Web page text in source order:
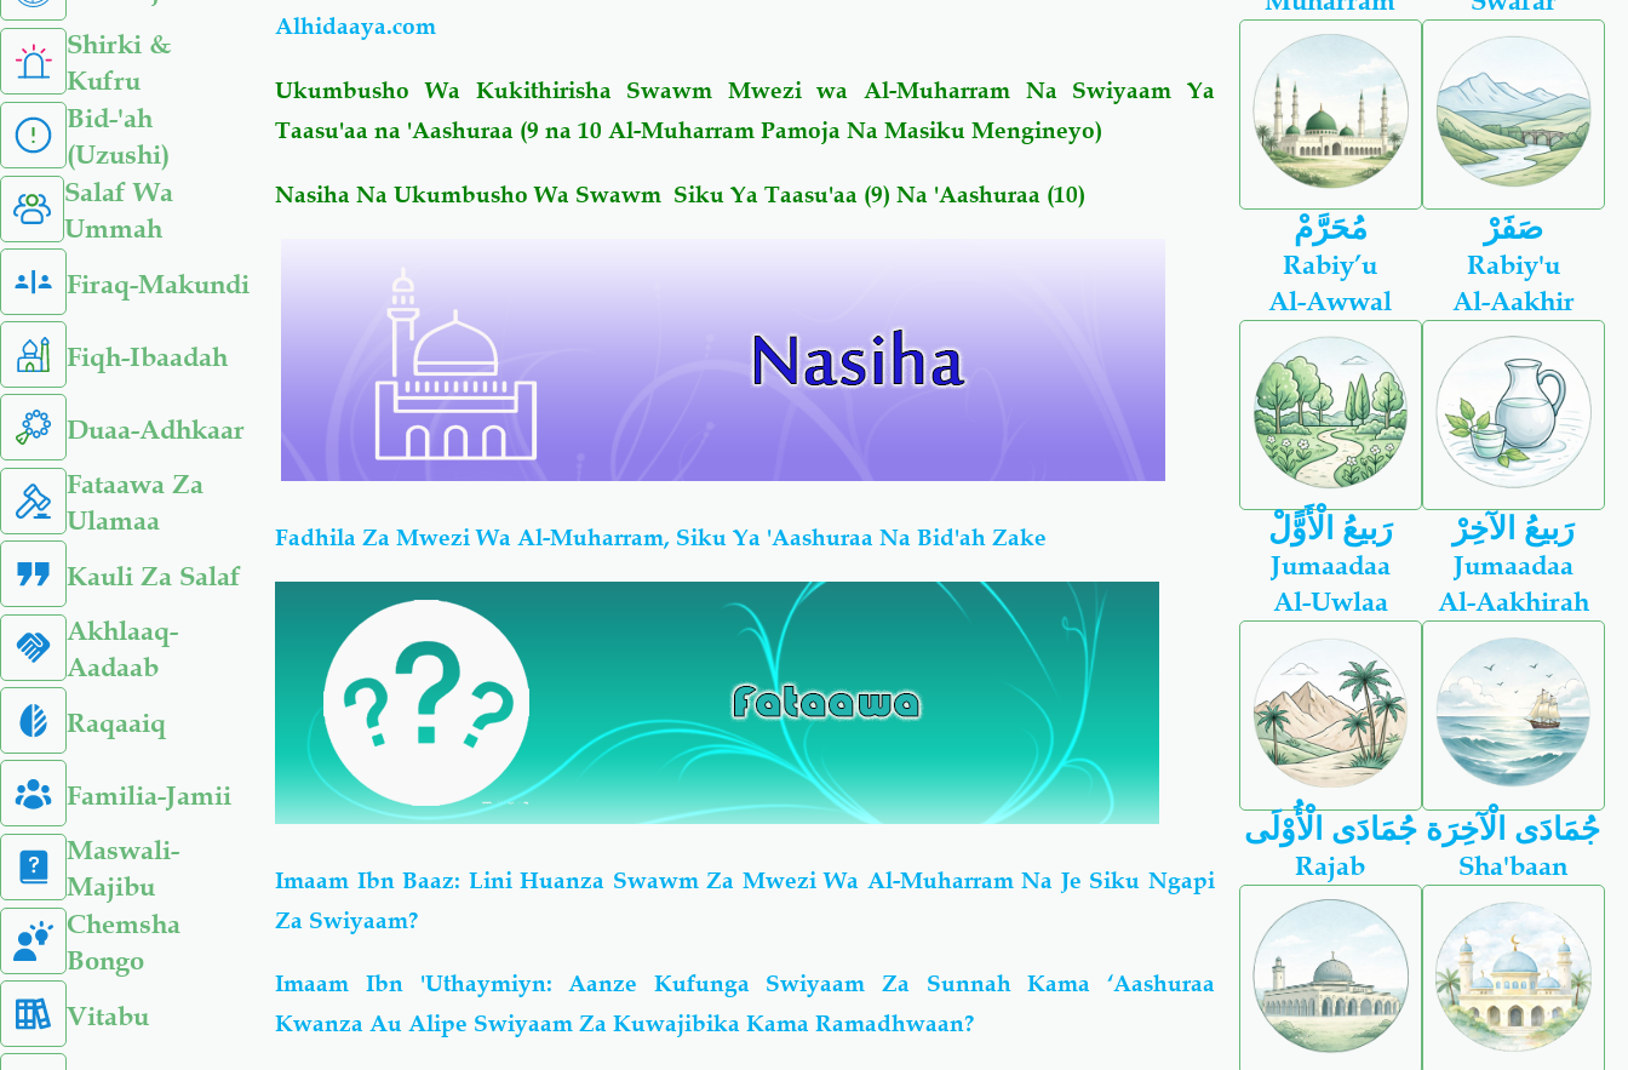
Shirki &
Kufru
Bid-'ah
(Uzushi)
Salaf Wa
Ummah
Firaq-Makundi
Fiqh-Ibaadah
Duaa-Adhkaar
Fataawa Za
Ulamaa
Kauli Za Salaf
Akhlaaq-
Aadaab
Raqaaiq
Familia-Jamii
Maswali-
Majibu
Chemsha
Bongo
Vitabu
Alhidaaya.com
Ukumbusho Wa Kukithirisha Swawm Mwezi wa Al-Muharram Na Swiyaam Ya
Taasu'aa na 'Aashuraa (9 na 10 Al-MuharramPamoja Na Masiku Mengineyo)
Nasiha Na Ukumbusho Wa Swawm Siku Ya Taasu'aa (9) Na 'Aashuraa (10)
Fadhila Za Mwezi Wa Al-Muharram, Siku Ya 'Aashuraa Na Bid'ah Zake
Imaam Ibn Baaz: Lini Huanza Swawm Za Mwezi Wa Al-Muharram Na Je Siku Ngapi
Za Swiyaam?
Imaam Ibn 'Uthaymiyn: Aanze Kufunga Swiyaam Za Sunnah Kama ‘Aashuraa
Kwanza Au Alipe Swiyaam Za Kuwajibika Kama Ramadhwaan?
مُحَرَّمْ صَفَرْ
Rabiy’u
Al-Awwal
رَبيعُ الْأَوًّلْ
Rabiy'u
Al-Aakhir
رَبيعُ الآخِرْ
Jumaadaa
Al-Uwlaa
جُمَادَى الْأُوْلَى
Jumaadaa
Al-Aakhirah
جُمَادَى الْآخِرَة
Rajab Sha'baan